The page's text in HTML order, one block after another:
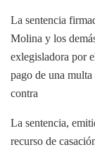
La sentencia
Molina y los
exlegisladora por
pago de una
contra
La sentencia,
recurso de